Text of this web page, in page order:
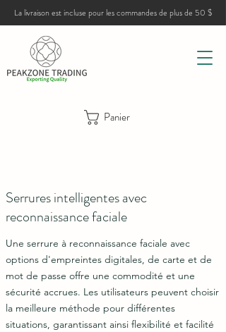
La livraison est incluse pour les commandes de plus de 50 $
Panier
Serrures intelligentes avec
reconnaissance faciale
Une serrure à reconnaissance faciale avec
options d'empreintes digitales, de carte et de
mot de passe offre une commodité et une
sécurité accrues. Les utilisateurs peuvent choisir
la meilleure méthode pour différentes
situations, garantissant ainsi flexibilité et facilité